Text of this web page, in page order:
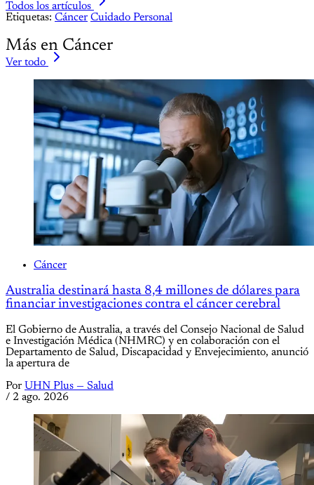
Todos los artículos
Etiquetas: Cáncer Cuidado Personal
Más en Cáncer
Ver todo
Cáncer
Australia destinará hasta 8,4 millones de dólares para
financiar investigaciones contra el cáncer cerebral
El Gobierno de Australia, a través del Consejo Nacional de Salud
e Investigación Médica (NHMRC) y en colaboración con el
Departamento de Salud, Discapacidad y Envejecimiento, anunció
la apertura de
Por UHN Plus — Salud
/ 2 ago. 2026